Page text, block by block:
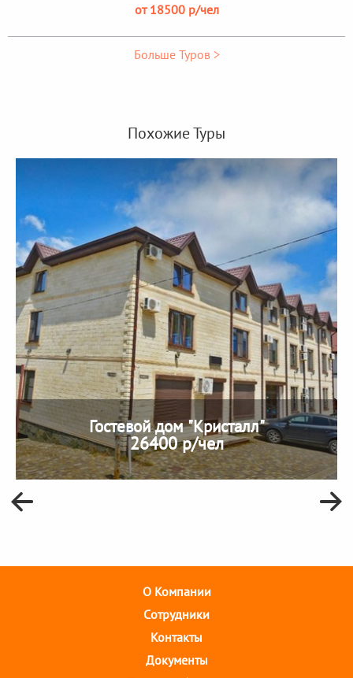
от 18500 р/чел
Больше Туров >
Похожие Туры
Гостевой дом "Кристалл"
26400 р/чел
О Компании
Cотрудники
Контакты
Документы